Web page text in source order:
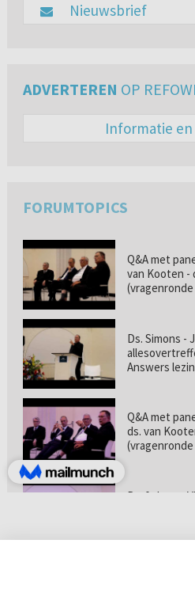
Nieuwsbrief
ADVERTEREN OP
Informatie
FORUMTOPICS
Q&A met
van Kooten -
(vragenronde
Ds. Simons -
Answers
Q&A met
ds. van
(vragenronde
Prof. dr. van